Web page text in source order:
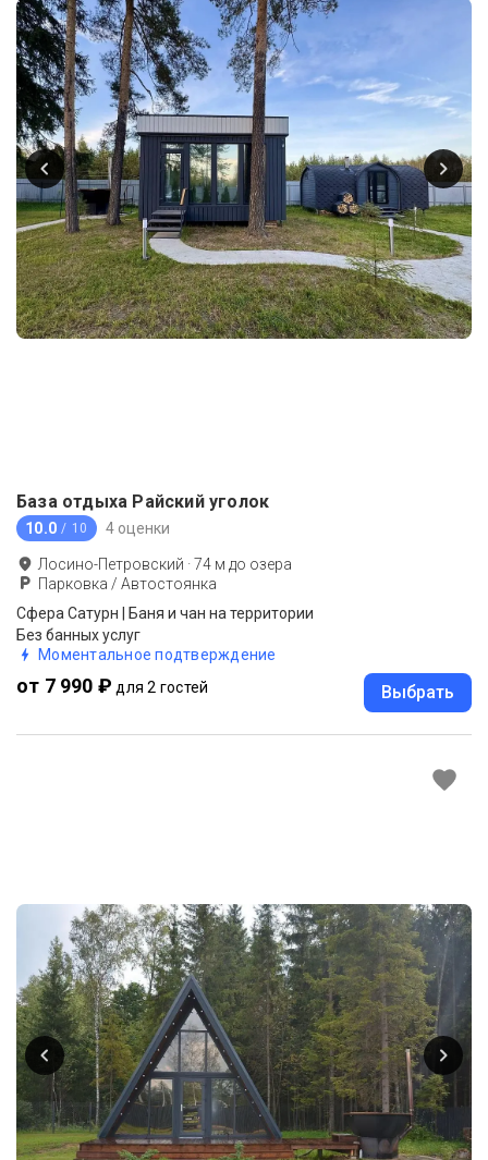
База отдыха Райский уголок
10.0 / 10 4 оценки
Лосино-Петровский ·74 м до озера
Парковка / Автостоянка
Сфера Сатурн | Баня и чан на территории
Без банных услуг
Моментальное подтверждение
от 7 990 ₽ для 2 гостей Выбрать